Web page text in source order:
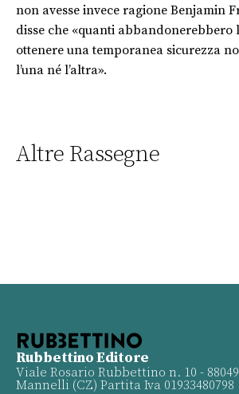
non avesse invece ragione Benjamin
disse che «quanti
ottenere una temporanea sicurezza
l’una né l’altra».
Altre Rassegne
Rubbettino Editore
Viale Rosario Rubbettino n. 10 -
Mannelli (CZ) Partita Iva 01933480798